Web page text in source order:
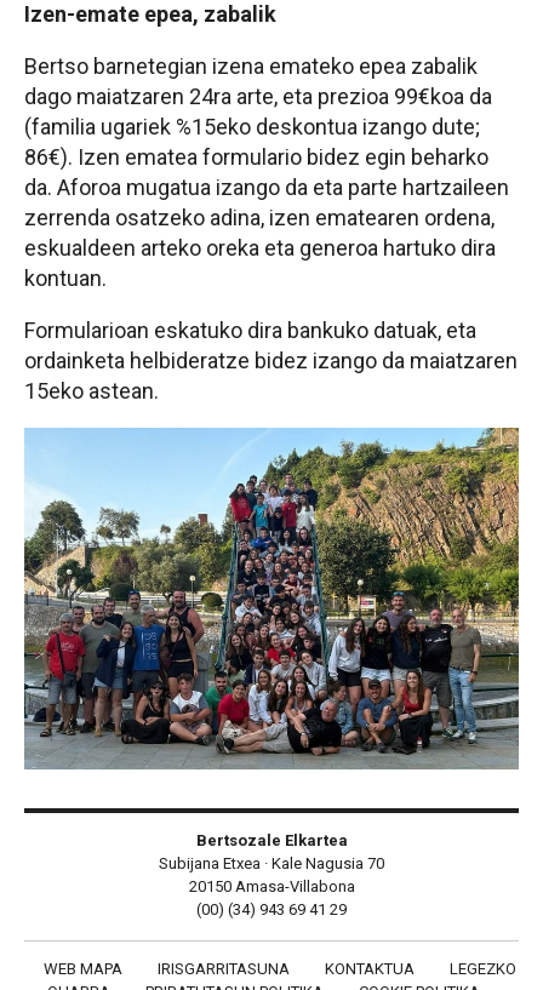
Izen-emate epea, zabalik
Bertso barnetegian izena emateko epea zabalik
dago maiatzaren 24ra arte, eta prezioa 99€koa da
(familia ugariek %15eko deskontua izango dute;
86€). Izen ematea formulario bidez egin beharko
da. Aforoa mugatua izango da eta parte hartzaileen
zerrenda osatzeko adina, izen ematearen ordena,
eskualdeen arteko oreka eta generoa hartuko dira
kontuan.
Formularioan eskatuko dira bankuko datuak, eta
ordainketa helbideratze bidez izango da maiatzaren
15eko astean.
Bertsozale Elkartea
Subijana Etxea · Kale Nagusia 70
20150 Amasa-Villabona
(00) (34) 943 69 41 29
WEB MAPA IRISGARRITASUNA KONTAKTUA
LEGEZKO